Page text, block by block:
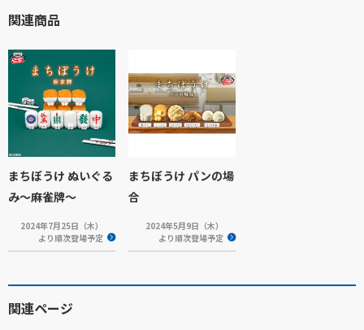
関連商品
まちぼうけ ぬいぐる
み～麻雀牌～
2024年7月25日（木）
より順次登場予定
まちぼうけ パンの場
合
2024年5月9日（木）
より順次登場予定
関連ページ